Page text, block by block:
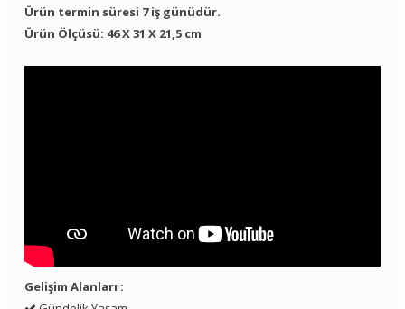
Ürün termin süresi 7 iş günüdür.
Ürün Ölçüsü: 46 X 31 X 21,5 cm
Gelişim Alanları :